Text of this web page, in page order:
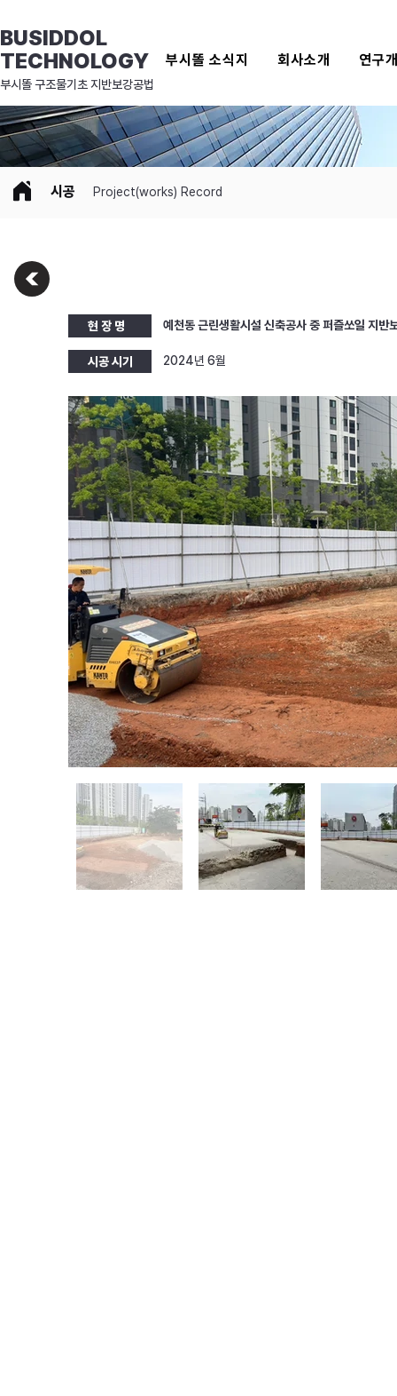
BUSIDDOL
TECHNOLOGY
부시똘 소식지 회사소개 연구
​부시똘 구조물기초 지반보강공법
시공 Project(works) Record
현 장 명 예천동 근린생활시설 신축공사 중 퍼즐쏘일 지반
시공 시기 2024년 6월